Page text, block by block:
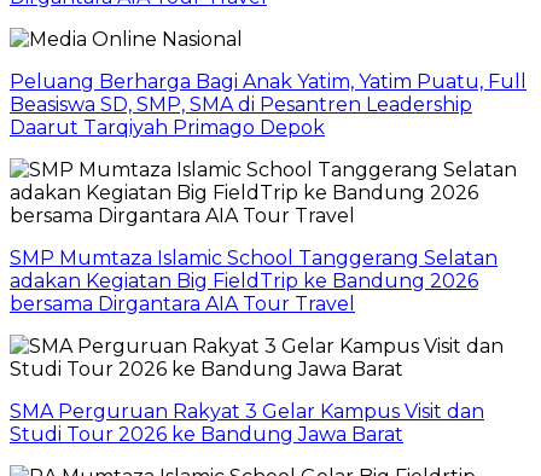
Peluang Berharga Bagi Anak Yatim, Yatim Puatu, Full
Beasiswa SD, SMP, SMA di Pesantren Leadership
Daarut Tarqiyah Primago Depok
SMP Mumtaza Islamic School Tanggerang Selatan
adakan Kegiatan Big FieldTrip ke Bandung 2026
bersama Dirgantara AIA Tour Travel
SMA Perguruan Rakyat 3 Gelar Kampus Visit dan
Studi Tour 2026 ke Bandung Jawa Barat